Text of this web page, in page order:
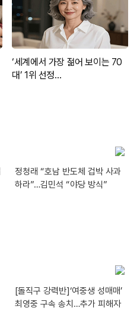
정청래 “호남 반도체 겁박 사과
하라”…김민석 “야당 방식”
[돌직구 강력반]‘여중생 성매매’
최영중 구속 송치…추가 피해자